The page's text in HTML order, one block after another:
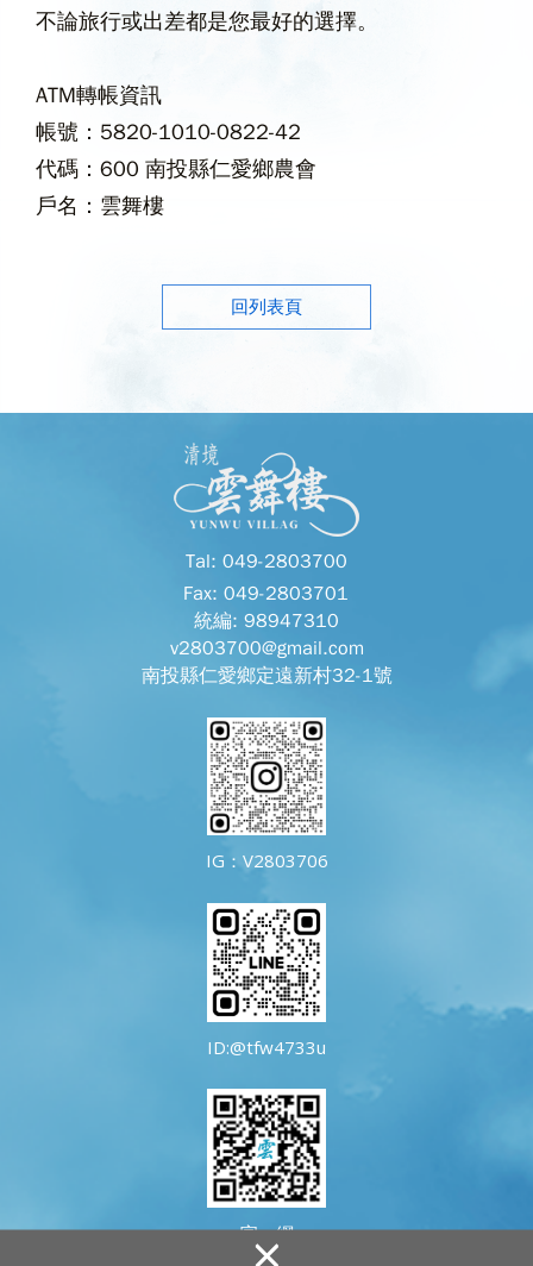
×
不論旅行或出差都是您最好的選擇。
ATM轉帳資訊
帳號：5820-1010-0822-42
代碼：600 南投縣仁愛鄉農會
​戶名：雲舞樓
回列表頁
Tal: 049-2803700
Fax: 049-2803701
統編: 98947310
v2803700@gmail.com
南投縣仁愛鄉定遠新村32-1號
IG：V2803706
ID:@tfw4733u
官 網